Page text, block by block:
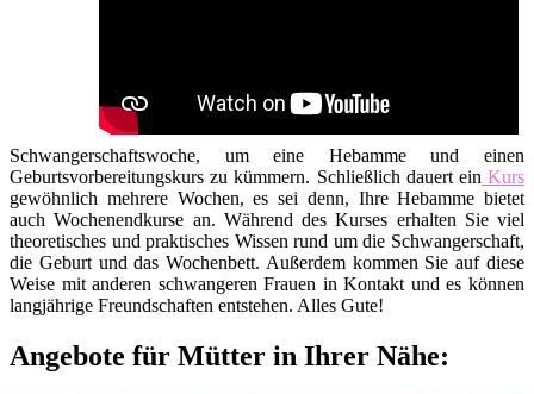
Schwangerschaftswoche, um eine Hebamme und einen
Geburtsvorbereitungskurs zu kümmern. Schließlich dauert ein Kurs
gewöhnlich mehrere Wochen, es sei denn, Ihre Hebamme bietet
auch Wochenendkurse an. Während des Kurses erhalten Sie viel
theoretisches und praktisches Wissen rund um die Schwangerschaft,
die Geburt und das Wochenbett. Außerdem kommen Sie auf diese
Weise mit anderen schwangeren Frauen in Kontakt und es können
langjährige Freundschaften entstehen. Alles Gute!
Angebote für Mütter in Ihrer Nähe: